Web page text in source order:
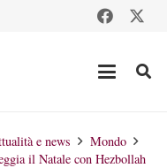
e news
Mondo
il Natale con Hezbollah